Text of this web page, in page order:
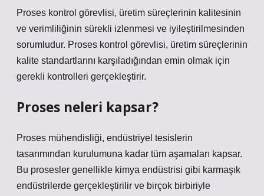
Proses kontrol görevlisi, üretim süreçlerinin kalitesinin
ve verimliliğinin sürekli izlenmesi ve iyileştirilmesinden
sorumludur. Proses kontrol görevlisi, üretim süreçlerinin
kalite standartlarını karşıladığından emin olmak için
gerekli kontrolleri gerçekleştirir.
Proses neleri kapsar?
Proses mühendisliği, endüstriyel tesislerin
tasarımından kurulumuna kadar tüm aşamaları kapsar.
Bu prosesler genellikle kimya endüstrisi gibi karmaşık
endüstrilerde gerçekleştirilir ve birçok birbiriyle